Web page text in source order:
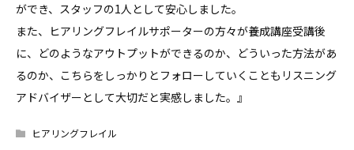
ができ、スタッフの1人として安心しました。
また、ヒアリングフレイルサポーターの方々が養成講座受講後
に、どのようなアウトプットができるのか、どういった方法があ
るのか、こちらをしっかりとフォローしていくこともリスニング
アドバイザーとして大切だと実感しました。』
ヒアリングフレイル